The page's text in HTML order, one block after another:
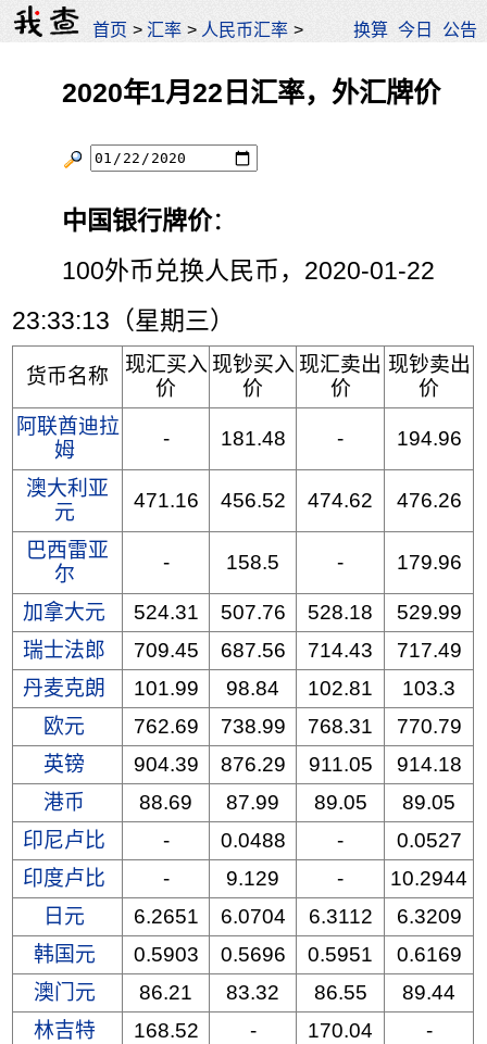
首页 >汇率 > 人民币汇率 > 换算 今日 公告
2020年1月22日汇率，外汇牌价
中国银行牌价：
100外币兑换人民币，2020-01-22
23:33:13（星期三）
货币名称
现汇买入
价
现钞买入
价
现汇卖出
价
现钞卖出
价
阿联酋迪拉
姆
- 181.48 - 194.96
澳大利亚
元
471.16 456.52 474.62 476.26
巴西雷亚
尔
- 158.5 - 179.96
加拿大元 524.31 507.76 528.18
529.99
瑞士法郎
709.45 687.56 714.43
717.49
丹麦克朗
101.99 98.84 102.81
103.3
欧元
762.69 738.99 768.31
770.79
英镑
904.39 876.29 911.05
914.18
港币
88.69 87.99 89.05
89.05
印尼卢比
- 0.0488 -
0.0527
印度卢比
- 9.129 -
10.2944
日元
6.2651 6.0704 6.3112
6.3209
韩国元
0.5903 0.5696 0.5951
0.6169
澳门元
86.21 83.32 86.55
89.44
林吉特
168.52 - 170.04
-